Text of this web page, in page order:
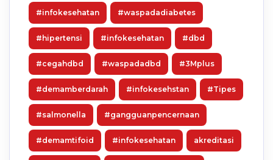
#infokesehatan #waspadadiabetes
#hipertensi #infokesehatan #dbd
#cegahdbd #waspadadbd #3Mplus
#demamberdarah #infokesehstan #Tipes
#salmonella #gangguanpencernaan
#demamtifoid #infokesehatan akreditasi